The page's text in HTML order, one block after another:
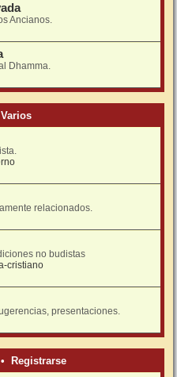
Ancianos.
Dhamma.
relacionados.
no budistas
cristiano
presentaciones.
Registrarse